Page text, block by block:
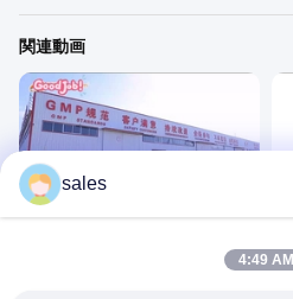
関連動画
sales
4:49 AM